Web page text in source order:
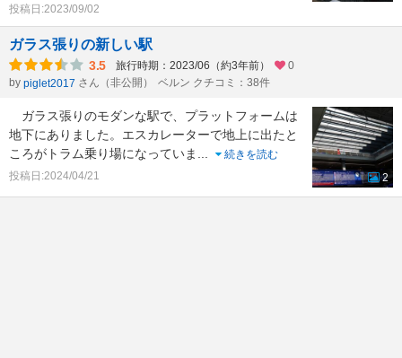
投稿日:2023/09/02
ガラス張りの新しい駅
3.5 旅行時期：2023/06（約3年前）
0
by piglet2017 さん（非公開） ベルン クチコミ：38件
ガラス張りのモダンな駅で、プラットフォームは
地下にありました。エスカレーターで地上に出たと
ころがトラム乗り場になっていま
続きを読む
投稿日:2024/04/21
2